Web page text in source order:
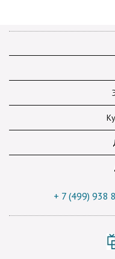
+ 7 (499) 938